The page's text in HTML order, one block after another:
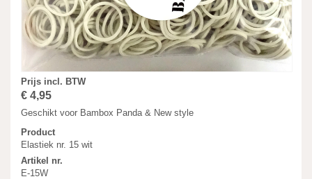
Prijs incl. BTW
€ 4,95
Geschikt voor Bambox Panda & New style
Product
Elastiek nr. 15 wit
Artikel nr.
E-15W